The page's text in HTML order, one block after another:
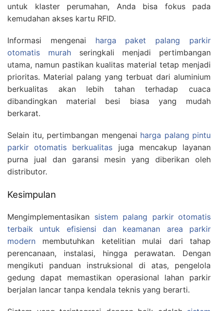
untuk klaster perumahan, Anda bisa fokus pada
kemudahan akses kartu RFID.
Informasi mengenai harga paket palang parkir
otomatis murahseringkali menjadi pertimbangan
utama, namun pastikan kualitas material tetap menjadi
prioritas. Material palang yang terbuat dari aluminium
berkualitas akan lebih tahan terhadap cuaca
dibandingkan material besi biasa yang mudah
berkarat.
Selain itu, pertimbangan mengenai harga palang pintu
parkir otomatis berkualitas juga mencakup layanan
purna jual dan garansi mesin yang diberikan oleh
distributor.
Kesimpulan
Mengimplementasikan sistem palang parkir otomatis
terbaik untuk efisiensi dan keamanan area parkir
modern membutuhkan ketelitian mulai dari tahap
perencanaan, instalasi, hingga perawatan. Dengan
mengikuti panduan instruksional di atas, pengelola
gedung dapat memastikan operasional lahan parkir
berjalan lancar tanpa kendala teknis yang berarti.